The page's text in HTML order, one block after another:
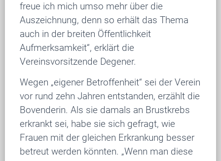
freue ich mich umso mehr über die
Auszeichnung, denn so erhält das Thema
auch in der breiten Öffentlichkeit
Aufmerksamkeit“, erklärt die
Vereinsvorsitzende Degener.
Wegen „eigener Betroffenheit“ sei der Verein
vor rund zehn Jahren entstanden, erzählt die
Bovenderin. Als sie damals an Brustkrebs
erkrankt sei, habe sie sich gefragt, wie
Frauen mit der gleichen Erkrankung besser
betreut werden könnten. „Wenn man diese